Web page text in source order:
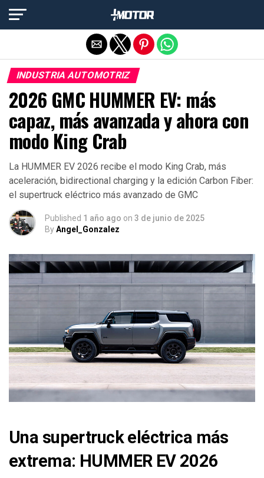
INDUSTRIA AUTOMOTRIZ
2026 GMC HUMMER EV: más
capaz, más avanzada y ahora con
modo King Crab
La HUMMER EV 2026 recibe el modo King Crab, más
aceleración, bidirectional charging y la edición Carbon Fiber:
el supertruck eléctrico más avanzado de GMC
Published 1 año ago on 3 de junio de 2025
ByAngel_Gonzalez
Una supertruck eléctrica más
extrema: HUMMER EV 2026
Salir de la versión móvil